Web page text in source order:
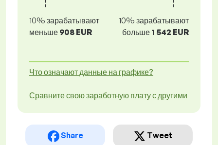
10% зарабатывают
меньше 908 EUR
10% зарабатывают
больше 1 542 EUR
Что означают данные на графике?
Сравните свою заработную плату с другими
Share Tweet